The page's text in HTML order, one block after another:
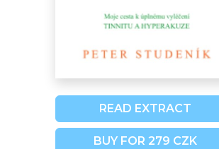
READ EXTRACT
BUY FOR 279 CZK